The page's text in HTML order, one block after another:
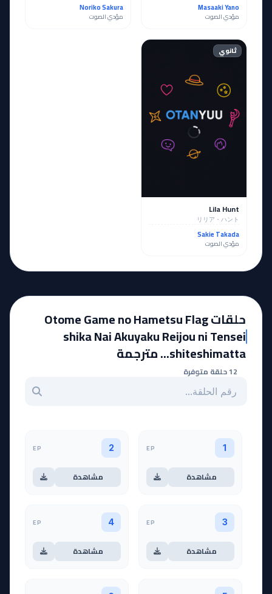
Masaaki Yano
مؤدي الصوت
Noriko Sakura
مؤدي الصوت
ثانوي
Lila Hunt
リリア・ハント
Sakie Takada
مؤدي الصوت
حلقات Otome Game no Hametsu Flag
shika Nai Akuyaku Reijou ni Tensei
shiteshimatta... مترجمة
12 حلقة متوفرة
بحث عن حلقة بالرقم
1
EP
مشاهدة
2
EP
مشاهدة
3
EP
مشاهدة
4
EP
مشاهدة